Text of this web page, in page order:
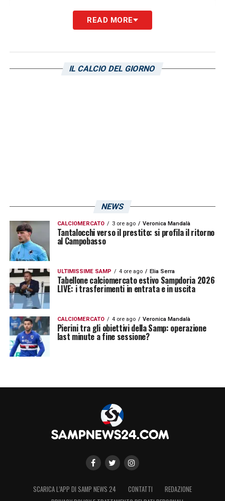
LA PLAYLIST DELLE NOSTRE TOP NEWS
READ MORE
IL CALCIO DEL GIORNO
NEWS
CALCIOMERCATO 3 ore ago Veronica Mandalà
Tantalocchi verso il prestito: si profila il ritorno
al Campobasso
ULTIMISSIME SAMP 4 ore ago Elia Serra
Tabellone calciomercato estivo Sampdoria 2026
LIVE: i trasferimenti in entrata e in uscita
CALCIOMERCATO 4 ore ago Veronica Mandalà
Pierini tra gli obiettivi della Samp: operazione
last minute a fine sessione?
SCARICA L’APP DI SAMP NEWS 24 CONTATTI
REDAZIONE